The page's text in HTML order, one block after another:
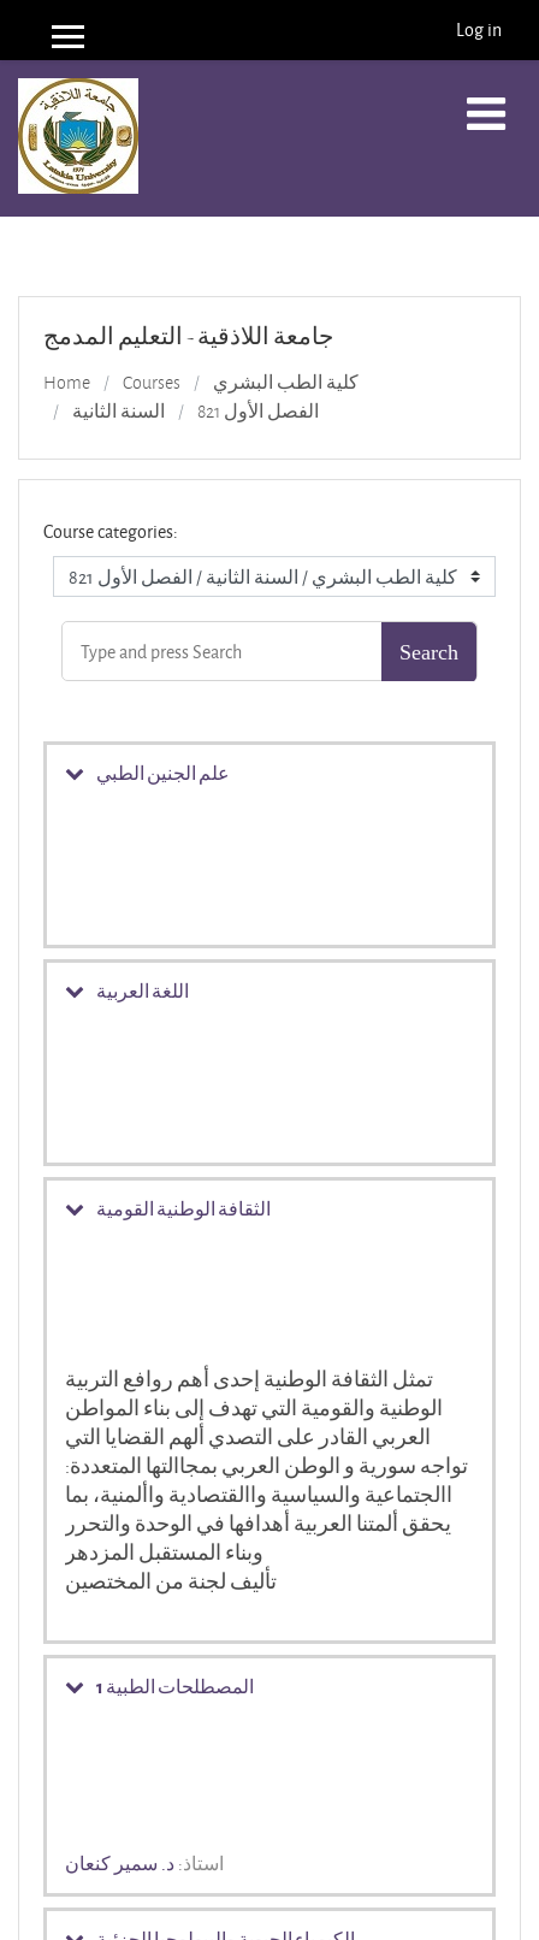
Skip to main content
Side panel Log in
جامعة اللاذقية - التعليم المدمج
Home Courses
كلية الطب البشري
السنة الثانية
الفصل الأول 821
Course categories:
علم الجنين الطبي
اللغة العربية
الثقافة الوطنية القومية
تمثل الثقافة الوطنية إحدى أهم روافع التربية
الوطنية والقومية التي تهدف إلى بناء المواطن
العربي القادر على التصدي ألهم القضايا التي
تواجه سورية و الوطن العربي بمجاالتها المتعددة:
االجتماعية والسياسية واالقتصادية واألمنية، بما
يحقق ألمتنا العربية أهدافها في الوحدة والتحرر
تأليف لجنة من المختصين
المصطلحات الطبية 1
استاذ: د. سمير كنعان